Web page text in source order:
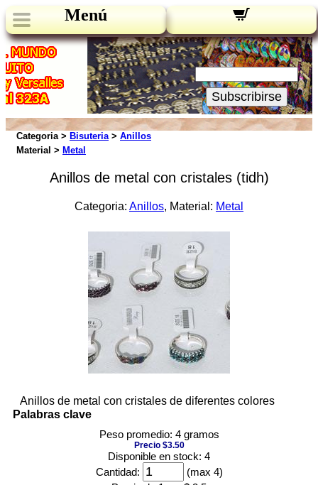
Menú
Novedades:
Su Email:
Subscribirse
Categoria > Bisuteria> Anillos
Material > Metal
Anillos de metal con cristales (tidh)
Categoria: Anillos, Material: Metal
Anillos de metal con cristales de diferentes colores
Palabras clave
Peso promedio: 4 gramos
Precio $3.50
Disponible en stock: 4
Cantidad:
(max 4)